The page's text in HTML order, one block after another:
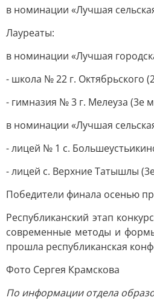
в номинации «Лучшая
Лауреаты:
в номинации «Лучшая
- школа № 22 г. Октябрьского
- гимназия № 3 г. Мелеуза (3е
в номинации «Лучшая
- лицей № 1 с.
- лицей с. Верхние Татышлы
Победители финала осенью
Республиканский этап
современные методы и
прошла республиканская
Фото Сергея Крамскова
По информации отдела